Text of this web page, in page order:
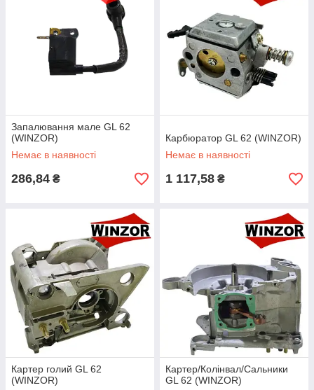
Запалювання мале GL 62
(WINZOR)
Немає в наявності
286,84 ₴
Карбюратор GL 62 (WINZOR)
Немає в наявності
1 117,58 ₴
Картер голий GL 62
(WINZOR)
Картер/Колінвал/Сальники
GL 62 (WINZOR)